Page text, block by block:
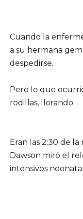
Cuando la
a su hermana
despedirse.
Pero lo que
rodillas, llorando…
Eran las 2:30 de
Dawson miró el
intensivos